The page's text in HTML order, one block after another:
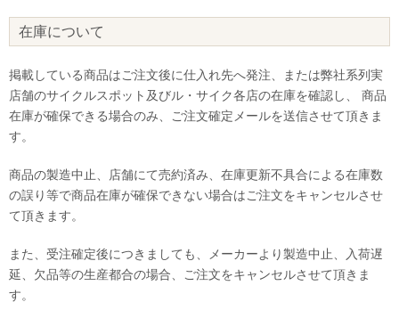
在庫について
掲載している商品はご注文後に仕入れ先へ発注、または弊社系列実
店舗のサイクルスポット及びル・サイク各店の在庫を確認し、 商品
在庫が確保できる場合のみ、ご注文確定メールを送信させて頂きま
す。
商品の製造中止、店舗にて売約済み、在庫更新不具合による在庫数
の誤り等で商品在庫が確保できない場合はご注文をキャンセルさせ
て頂きます。
また、受注確定後につきましても、メーカーより製造中止、入荷遅
延、欠品等の生産都合の場合、ご注文をキャンセルさせて頂きま
す。